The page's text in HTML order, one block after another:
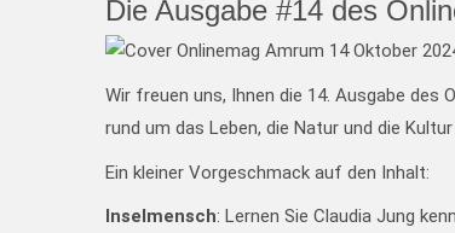
Die Ausgabe #14 des
Wir freuen uns, Ihnen die 14. Ausgabe des
rund um das Leben, die Natur und die
Ein kleiner Vorgeschmack auf den Inhalt:
Inselmensch: Lernen Sie Claudia Jung